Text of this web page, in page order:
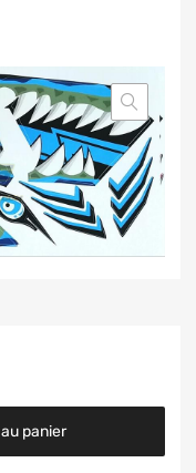
panier